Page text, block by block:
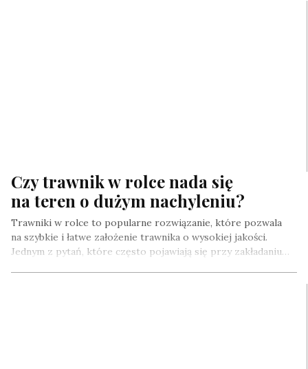
Czy trawnik w rolce nada się
na teren o dużym nachyleniu?
Trawniki w rolce to popularne rozwiązanie, które pozwala
na szybkie i łatwe założenie trawnika o wysokiej jakości.
Jednym z pytań, które często pojawiają się przy zakładaniu…